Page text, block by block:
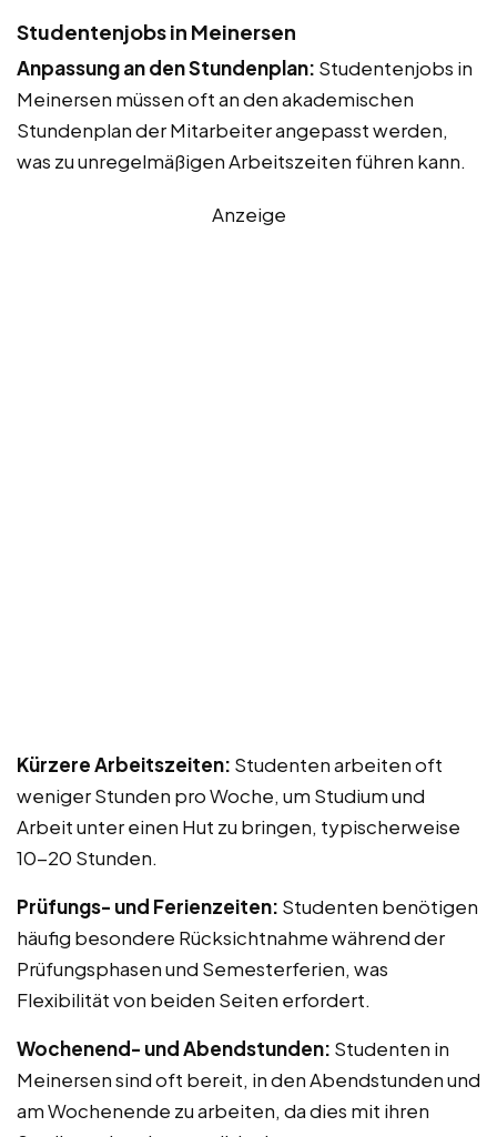
Studentenjobs in Meinersen
Anpassung an den Stundenplan: Studentenjobs in
Meinersen müssen oft an den akademischen
Stundenplan der Mitarbeiter angepasst werden,
was zu unregelmäßigen Arbeitszeiten führen kann.
Anzeige
Kürzere Arbeitszeiten: Studenten arbeiten oft
weniger Stunden pro Woche, um Studium und
Arbeit unter einen Hut zu bringen, typischerweise
10-20 Stunden.
Prüfungs- und Ferienzeiten: Studenten benötigen
häufig besondere Rücksichtnahme während der
Prüfungsphasen und Semesterferien, was
Flexibilität von beiden Seiten erfordert.
Wochenend- und Abendstunden: Studenten in
Meinersen sind oft bereit, in den Abendstunden und
am Wochenende zu arbeiten, da dies mit ihren